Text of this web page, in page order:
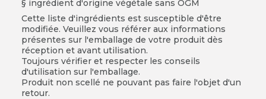
§ ingrédient d'origine végétale sans OGM
Cette liste d'ingrédients est susceptible d'être
modifiée. Veuillez vous référer aux informations
présentes sur l'emballage de votre produit dès
réception et avant utilisation.
Toujours vérifier et respecter les conseils
d'utilisation sur l'emballage.
Produit non scellé ne pouvant pas faire l'objet d'un
retour.